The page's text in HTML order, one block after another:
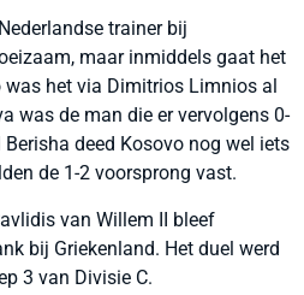
trainer bij
maar inmiddels gaat het
was het via Dimitrios Limnios al
was de man die er vervolgens 0-
deed Kosovo nog wel iets
de 1-2 voorsprong vast.
van Willem II bleef
bij Griekenland. Het duel werd
3 van Divisie C.